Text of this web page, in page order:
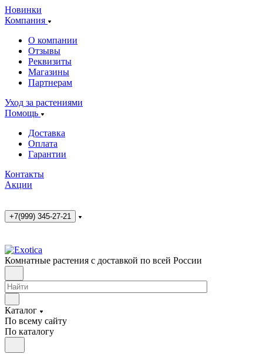
Новинки
Компания
О компании
Отзывы
Реквизиты
Магазины
Партнерам
Уход за растениями
Помощь
Доставка
Оплата
Гарантии
Контакты
Акции
+7(999) 345-27-21
Комнатные растения с доставкой по всей России
Каталог
По всему сайту
По каталогу